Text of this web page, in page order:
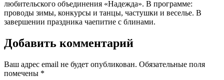
любительского объединения «Надежда». В программе:
проводы зимы, конкурсы и танцы, частушки и веселье. В
завершении праздника чаепитие с блинами.
Добавить комментарий
Ваш адрес email не будет опубликован. Обязательные поля
помечены *